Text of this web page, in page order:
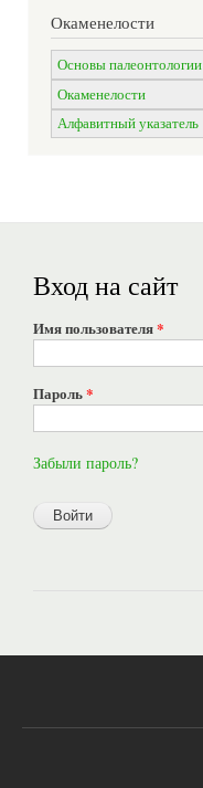
Окаменелости
Основы палеонтологии
Окаменелости
Алфавитный указатель
Вход на сайт
Имя пользователя*
Пароль*
Забыли пароль?